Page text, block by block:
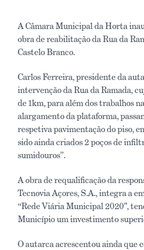
A Câmara Municipal da Horta
obra de reabilitação da Rua da
Castelo Branco.
Carlos Ferreira, presidente da
intervenção da Rua da Ramada,
de 1km, para além dos trabalhos
alargamento da plataforma,
respetiva pavimentação do piso,
sido ainda criados 2 poços de
sumidouros”.
A obra de requalificação da
Tecnovia Açores, S.A., integra a
“Rede Viária Municipal 2020",
Município um investimento
O autarca acrescentou ainda que